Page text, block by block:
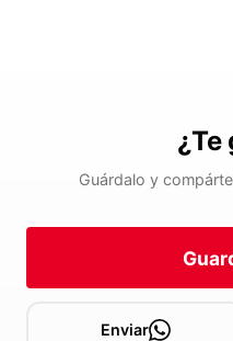
¿Te
Guárdalo y
Enviar